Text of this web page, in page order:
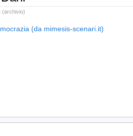
(archivio)
(da mimesis-scenari.it)